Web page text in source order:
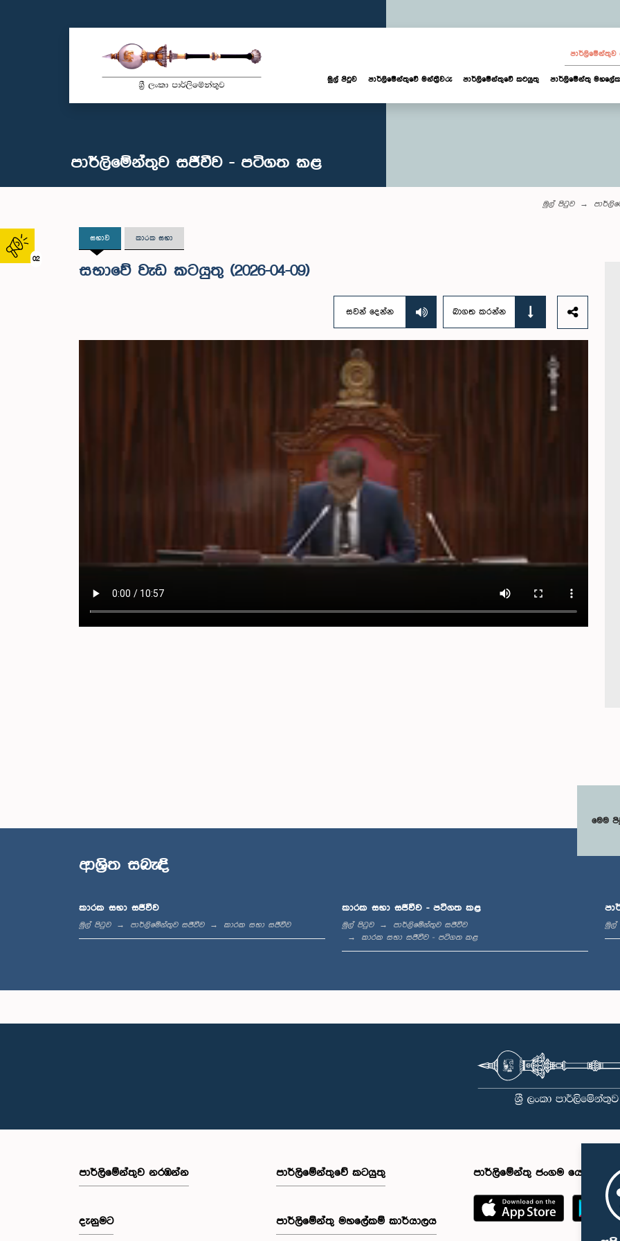
02
පාර්ලි‌මේන්තුව
මුල් පිටුව පාර්ලි‌මේන්තුවේ මන්ත්‍රීවරු පාර්ලිමේන්තුවේ කටයුතු පාර්ලිමේන්තු
පාර්ලිමේන්තුව සජීවීව - පටිගත කළ
මුල් පිටුව
සභාව කාරක සභා
සභාවේ වැඩ කටයුතු (2026-04-09)
සවන් දෙන්න බාගත කරන්න
මෙම
ආශ්‍රිත සබැඳි
කාරක සභා සජීවීව
මුල් පිටුව පාර්ලිමේන්තුව සජීවීව කාරක සභා සජීවීව
කාරක සභා සජීවීව - පටිගත කළ
මුල් පිටුව
පාර්ලිමේන්තුව සජීවීව
කාරක සභා සජීවීව - පටිගත කළ
මුල්
පාර්ලි‌මේන්තුව නරඹන්න
දැනුමට
පාර්ලිමේන්තුවේ කටයුතු
පාර්ලිමේන්තු මහලේකම් කාර්යාලය
පාර්ලිමේන්තු ජංගම යෙදුම